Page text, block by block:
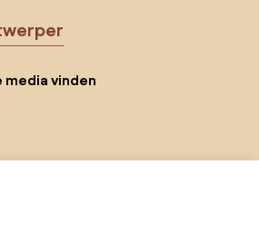
media vinden